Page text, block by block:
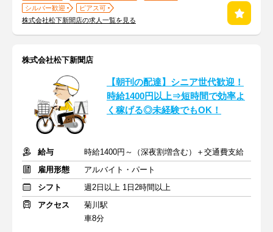
シルバー歓迎
ピアス可
株式会社松下新聞店の求人一覧を見る
株式会社松下新聞店
【朝刊の配達】シニア世代歓迎！
時給1400円以上⇒短時間で効率よ
く稼げる◎未経験でもOK！
給与
時給1400円～（深夜割増含む）＋交通費支給
雇用形態
アルバイト・パート
シフト
週2日以上 1日2時間以上
アクセス
菊川駅
車8分